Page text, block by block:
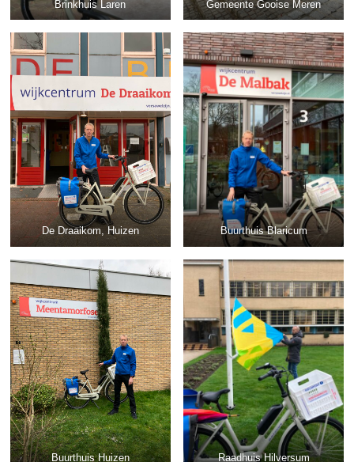
Brinkhuis Laren Gemeente Gooise Meren
De Draaikom, Huizen Buurthuis Blaricum
Buurthuis Huizen Raadhuis Hilversum